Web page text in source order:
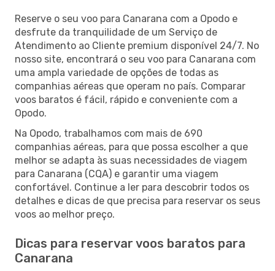
Reserve o seu voo para Canarana com a Opodo e
desfrute da tranquilidade de um Serviço de
Atendimento ao Cliente premium disponível 24/7. No
nosso site, encontrará o seu voo para Canarana com
uma ampla variedade de opções de todas as
companhias aéreas que operam no país. Comparar
voos baratos é fácil, rápido e conveniente com a
Opodo.
Na Opodo, trabalhamos com mais de 690
companhias aéreas, para que possa escolher a que
melhor se adapta às suas necessidades de viagem
para Canarana (CQA) e garantir uma viagem
confortável. Continue a ler para descobrir todos os
detalhes e dicas de que precisa para reservar os seus
voos ao melhor preço.
Dicas para reservar voos baratos para
Canarana